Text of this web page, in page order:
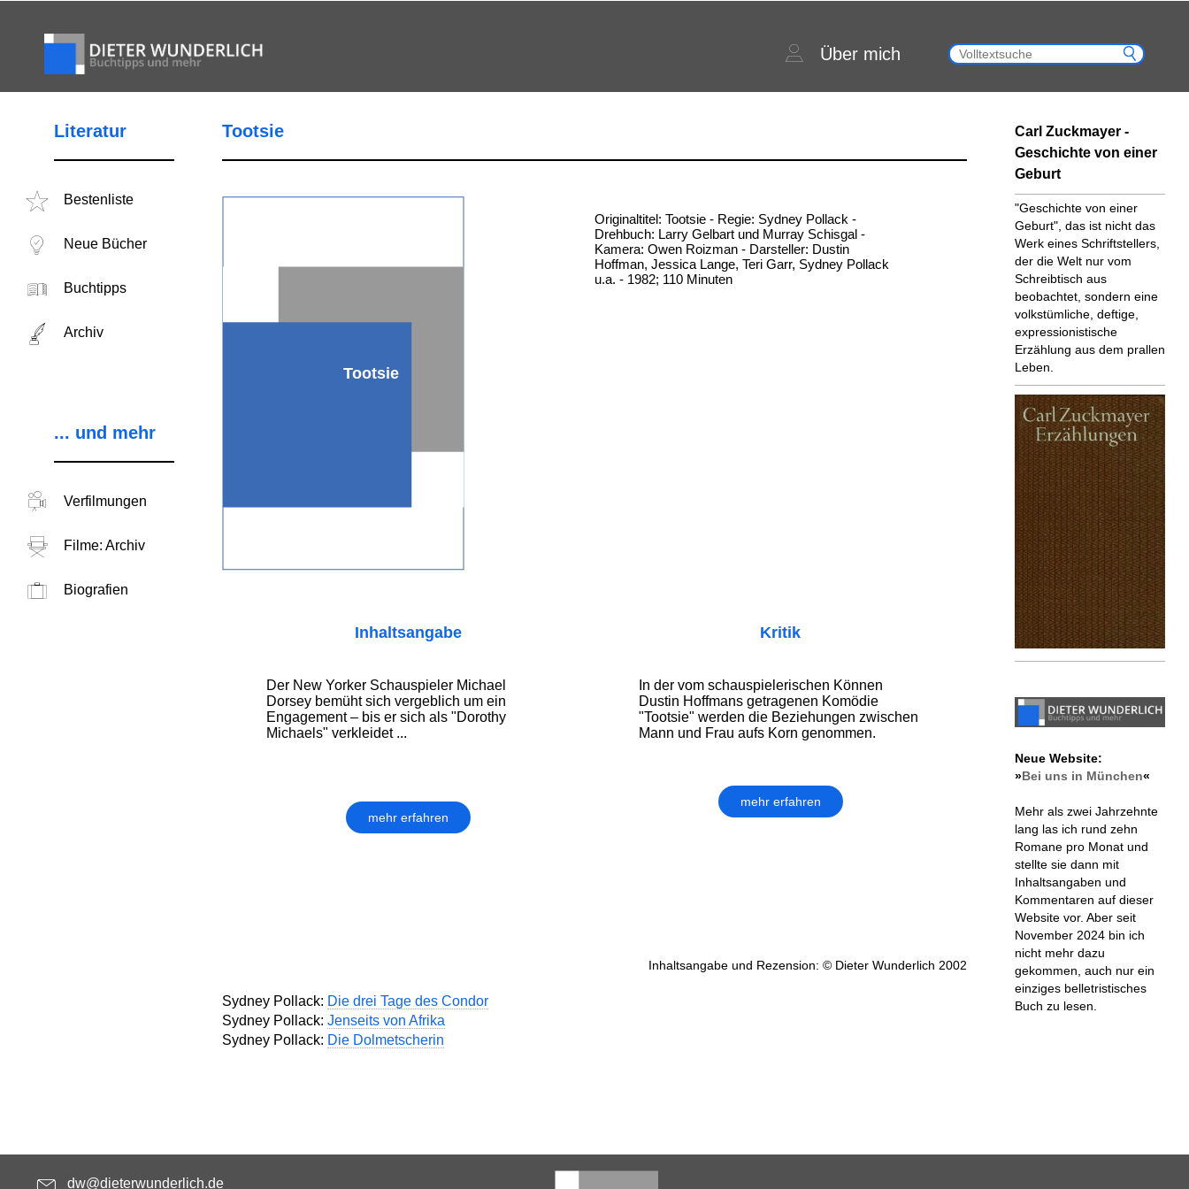
Über mich
Literatur
Bestenliste
Neue Bücher
Buchtipps
Archiv
... und mehr
Verfilmungen
Filme: Archiv
Biografien
Tootsie
Tootsie
Originaltitel: Tootsie - Regie: Sydney Pollack -
Drehbuch: Larry Gelbart und Murray Schisgal -
Kamera: Owen Roizman - Darsteller: Dustin
Hoffman, Jessica Lange, Teri Garr, Sydney Pollack
u.a. - 1982; 110 Minuten
Inhaltsangabe
Der New Yorker Schauspieler Michael
Dorsey bemüht sich vergeblich um ein
Engagement – bis er sich als "Dorothy
Michaels" verkleidet ...
mehr erfahren
Kritik
In der vom schauspielerischen Können
Dustin Hoffmans getragenen Komödie
"Tootsie" werden die Beziehungen zwischen
Mann und Frau aufs Korn genommen.
mehr erfahren
Inhaltsangabe und Rezension: © Dieter Wunderlich 2002
Sydney Pollack: Die drei Tage des Condor
Sydney Pollack: Jenseits von Afrika
Sydney Pollack: Die Dolmetscherin
Carl Zuckmayer -
Geschichte von einer
Geburt
"Geschichte von einer
Geburt", das ist nicht das
Werk eines Schriftstellers,
der die Welt nur vom
Schreibtisch aus
beobachtet, sondern eine
volkstümliche, deftige,
expressionistische
Erzählung aus dem prallen
Leben.
Neue Website:
»Bei uns in München«
Mehr als zwei Jahrzehnte
lang las ich rund zehn
Romane pro Monat und
stellte sie dann mit
Inhaltsangaben und
Kommentaren auf dieser
Website vor. Aber seit
November 2024 bin ich
nicht mehr dazu
gekommen, auch nur ein
einziges belletristisches
Buch zu lesen.
dw@dieterwunderlich.de